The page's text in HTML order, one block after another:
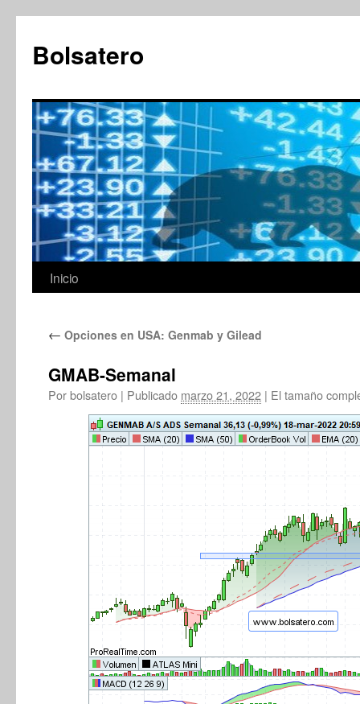
contenido
Bolsatero
Inicio
← Opciones en USA: Genmab y Gilead
GMAB-Semanal
Porbolsatero | Publicado marzo 21, 2022 | El tamaño